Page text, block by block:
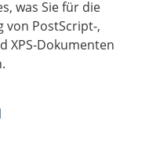
was Sie für die
von PostScript-,
XPS-Dokumenten